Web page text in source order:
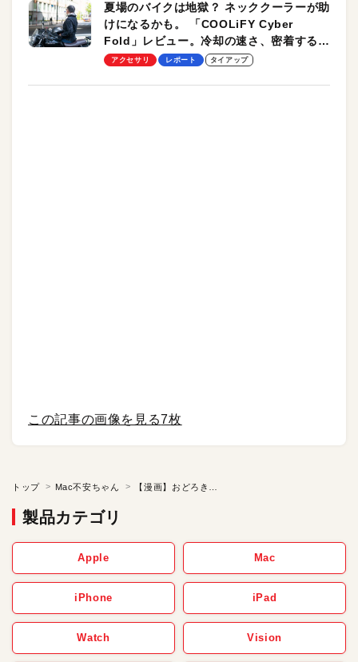
夏場のバイクは地獄？ ネッククーラーが助
けになるかも。 「COOLiFY Cyber
Fold」レビュー。冷却の速さ、密着する冷
却プレート、シンプルな操作性がグッド！
アクセサリ レポート タイアップ
この記事の画像を見る7枚
トップ Mac不安ちゃん
製品カテゴリ
Apple Mac
iPhone iPad
Watch Vision